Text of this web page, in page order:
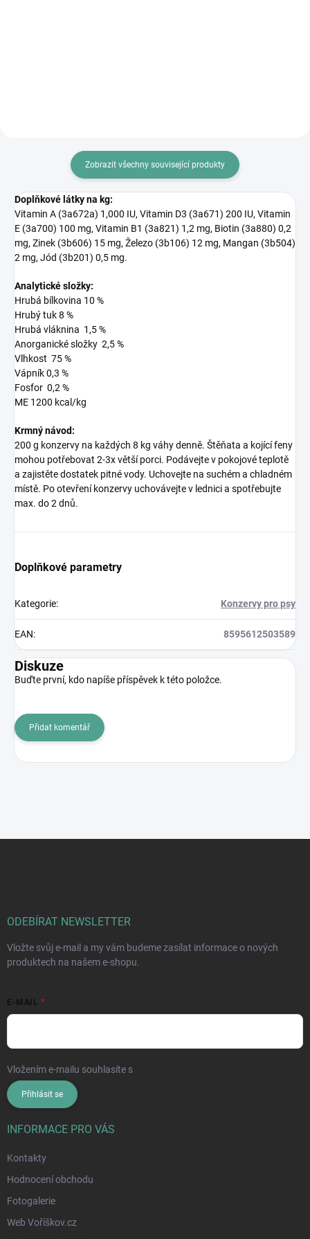
Zobrazit všechny související produkty
Doplňkové látky na kg:
Vitamin A (3a672a) 1,000 IU, Vitamin D3 (3a671) 200 IU, Vitamin
E (3a700) 100 mg, Vitamin B1 (3a821) 1,2 mg, Biotin (3a880) 0,2
mg, Zinek (3b606) 15 mg, Železo (3b106) 12 mg, Mangan (3b504)
2 mg, Jód (3b201) 0,5 mg.
Analytické složky:
Hrubá bílkovina 10 %
Hrubý tuk 8 %
Hrubá vláknina 1,5 %
Anorganické složky 2,5 %
Vlhkost 75 %
Vápník 0,3 %
Fosfor 0,2 %
ME 1200 kcal/kg
Krmný návod:
200 g konzervy na každých 8 kg váhy denně. Štěňata a kojící feny
mohou potřebovat 2-3x větší porci. Podávejte v pokojové teplotě
a zajistěte dostatek pitné vody. Uchovejte na suchém a chladném
místě. Po otevření konzervy uchovávejte v lednici a spotřebujte
max. do 2 dnů.
Doplňkové parametry
Kategorie: Konzervy pro psy
EAN: 8595612503589
Diskuze
Buďte první, kdo napíše příspěvek k této položce.
Přidat komentář
ODEBÍRAT NEWSLETTER
Vložte svůj e-mail a my vám budeme zasílat informace o nových
produktech na našem e-shopu.
E-MAIL
Vložením e-mailu souhlasíte s
Přihlásit se
INFORMACE PRO VÁS
Kontakty
Hodnocení obchodu
Fotogalerie
Web Voříškov.cz